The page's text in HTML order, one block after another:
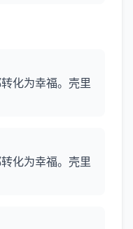
化为幸福。壳里
化为幸福。壳里